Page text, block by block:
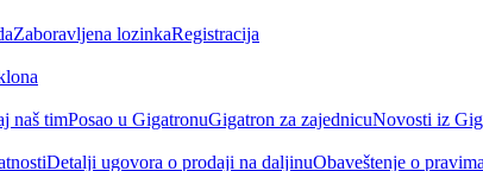
Zaboravljena lozinkaRegistracija
naš timPosao u GigatronuGigatron za zajednicuNovosti iz
Detalji ugovora o prodaji na daljinuObaveštenje o